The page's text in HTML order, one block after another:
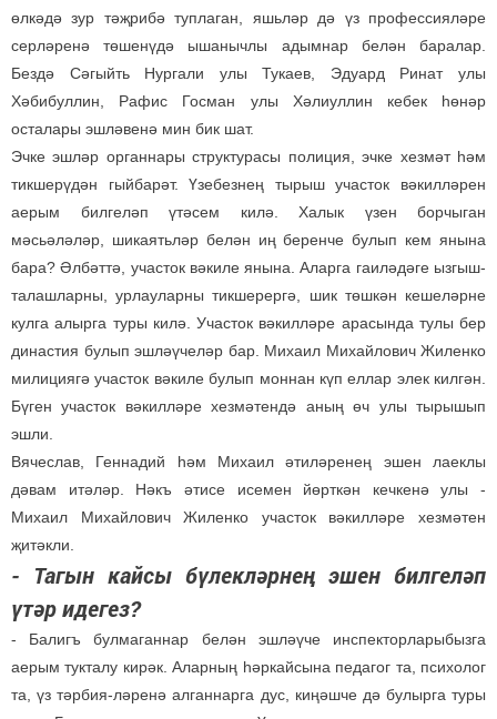
өлкәдә зур тәҗрибә туплаган, яшьләр дә үз профессияләре
серләренә төшенүдә ышанычлы адымнар белән баралар.
Бездә Сәгыйть Нургали улы Тукаев, Эдуард Ринат улы
Хәбибуллин, Рафис Госман улы Хәлиуллин кебек һөнәр
осталары эшләвенә мин бик шат.
Эчке эшләр органнары структурасы полиция, эчке хезмәт һәм
тикшерүдән гыйбарәт. Үзебезнең тырыш участок вәкилләрен
аерым билгеләп үтәсем килә. Халык үзен борчыган
мәсьәләләр, шикаятьләр белән иң беренче булып кем янына
бара? Әлбәттә, участок вәкиле янына. Аларга гаиләдәге ызгыш-
талашларны, урлауларны тикшерергә, шик төшкән кешеләрне
кулга алырга туры килә. Участок вәкилләре арасында тулы бер
династия булып эшләүчеләр бар. Михаил Михайлович Жиленко
милициягә участок вәкиле булып моннан күп еллар элек килгән.
Бүген участок вәкилләре хезмәтендә аның өч улы тырышып
эшли.
Вячеслав, Геннадий һәм Михаил әтиләренең эшен лаеклы
дәвам итәләр. Нәкъ әтисе исемен йөрткән кечкенә улы -
Михаил Михайлович Жиленко участок вәкилләре хезмәтен
җитәкли.
- Тагын кайсы бүлекләрнең эшен билгеләп
үтәр идегез?
- Балигъ булмаганнар белән эшләүче инспекторларыбызга
аерым тукталу кирәк. Аларның һәркайсына педагог та, психолог
та, үз тәрбия-ләренә алганнарга дус, киңәшче дә булырга туры